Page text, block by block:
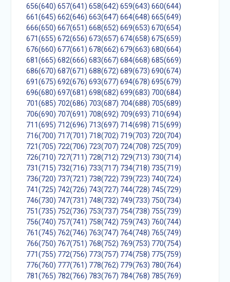
656(640) 657(641) 658(642) 659(643) 660(644)
661(645) 662(646) 663(647) 664(648) 665(649)
666(650) 667(651) 668(652) 669(653) 670(654)
671(655) 672(656) 673(657) 674(658) 675(659)
676(660) 677(661) 678(662) 679(663) 680(664)
681(665) 682(666) 683(667) 684(668) 685(669)
686(670) 687(671) 688(672) 689(673) 690(674)
691(675) 692(676) 693(677) 694(678) 695(679)
696(680) 697(681) 698(682) 699(683) 700(684)
701(685) 702(686) 703(687) 704(688) 705(689)
706(690) 707(691) 708(692) 709(693) 710(694)
711(695) 712(696) 713(697) 714(698) 715(699)
716(700) 717(701) 718(702) 719(703) 720(704)
721(705) 722(706) 723(707) 724(708) 725(709)
726(710) 727(711) 728(712) 729(713) 730(714)
731(715) 732(716) 733(717) 734(718) 735(719)
736(720) 737(721) 738(722) 739(723) 740(724)
741(725) 742(726) 743(727) 744(728) 745(729)
746(730) 747(731) 748(732) 749(733) 750(734)
751(735) 752(736) 753(737) 754(738) 755(739)
756(740) 757(741) 758(742) 759(743) 760(744)
761(745) 762(746) 763(747) 764(748) 765(749)
766(750) 767(751) 768(752) 769(753) 770(754)
771(755) 772(756) 773(757) 774(758) 775(759)
776(760) 777(761) 778(762) 779(763) 780(764)
781(765) 782(766) 783(767) 784(768) 785(769)